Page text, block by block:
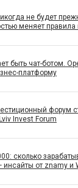
не будет
меняет правила
быть чат-ботом.
платформу
форум
Invest Forum
сколько
инсайты от znamy и